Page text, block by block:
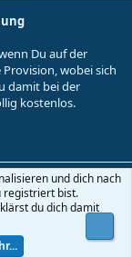
Du auf der
wobei sich
damit bei der
kostenlos.
Impressum Start
Ltd.
und dich nach
registriert bist.
du dich damit